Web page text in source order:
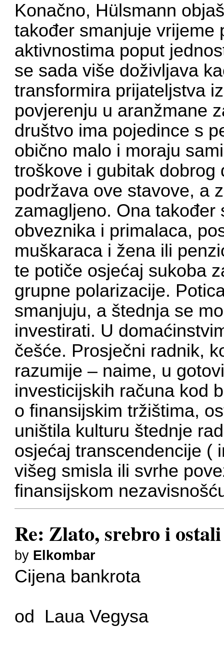
Konačno, Hülsmann
također smanjuje vrijeme
aktivnostima poput
se sada više doživljava
transformira prijateljstva
povjerenju u aranžmane
društvo ima pojedince s
obično malo i moraju
troškove i gubitak
podržava ove stavove, a
zamagljeno. Ona
obveznika i primalaca,
muškaraca i žena ili
te potiče osjećaj sukoba
grupne polarizacije.
smanjuju, a štednja se
investirati. U
češće. Prosječni radnik,
razumije – naime, u
investicijskih računa kod
o finansijskim tržištima,
uništila kulturu štednje
osjećaj transcendencije (
višeg smisla ili svrhe
finansijskom
Re: Zlato, srebro i
by Elkombar
Cijena bankrota
od Laua Vegysa